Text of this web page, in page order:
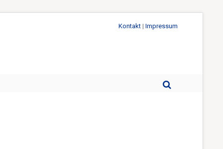
Kontakt| Impressum